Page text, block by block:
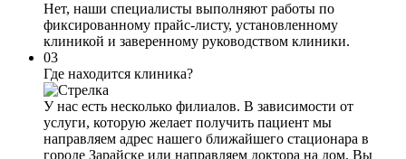
Нет, наши специалисты выполняют работы по
фиксированному прайс-листу, установленному
клиникой и заверенному руководством клиники.
03
Где находится клиника?
У нас есть несколько филиалов. В зависимости от
услуги, которую желает получить пациент мы
направляем адрес нашего ближайшего стационара в
городе Зарайске или направляем доктора на дом. Вы